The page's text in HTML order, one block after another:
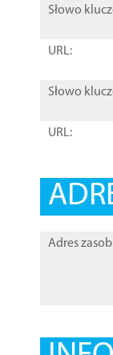
Słowo
URL:
Słowo
URL:
Adres